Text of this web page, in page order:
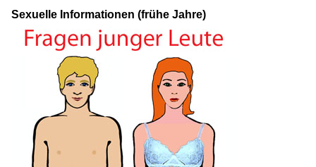
Sexuelle Informationen (frühe Jahre)